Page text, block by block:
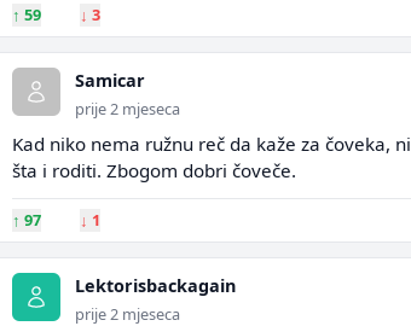
↑ 59 ↓ 3
Samicar
prije 2 mjeseca
Kad niko nema ružnu reč da kaže za čoveka,
šta i roditi. Zbogom dobri čoveče.
↑ 97 ↓ 1
Lektorisbackagain
prije 2 mjeseca